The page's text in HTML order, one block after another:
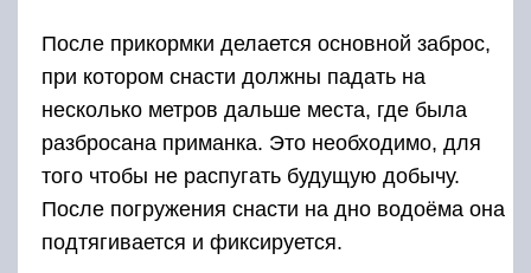
После прикормки делается основной заброс,
при котором снасти должны падать на
несколько метров дальше места, где была
разбросана приманка. Это необходимо, для
того чтобы не распугать будущую добычу.
После погружения снасти на дно водоёма она
подтягивается и фиксируется.